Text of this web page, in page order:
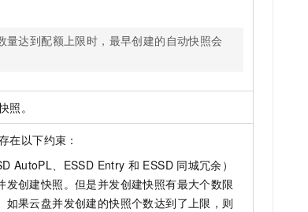
量达到配额上限时，最早创建的自动快照会
。
在以下约束：
AutoPL、ESSD Entry 和 ESSD 同城冗余）
创建快照。但是并发创建快照有最大个数限
如果云盘并发创建的快照个数达到了上限，则